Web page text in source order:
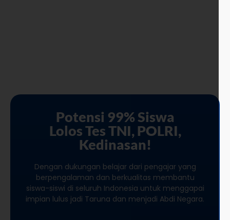
Potensi 99% Siswa
Lolos Tes TNI, POLRI,
Kedinasan!
Dengan dukungan belajar dari pengajar yang
berpengalaman dan berkualitas membantu
siswa-siswi di seluruh Indonesia untuk menggapai
impian lulus jadi Taruna dan menjadi Abdi Negara.